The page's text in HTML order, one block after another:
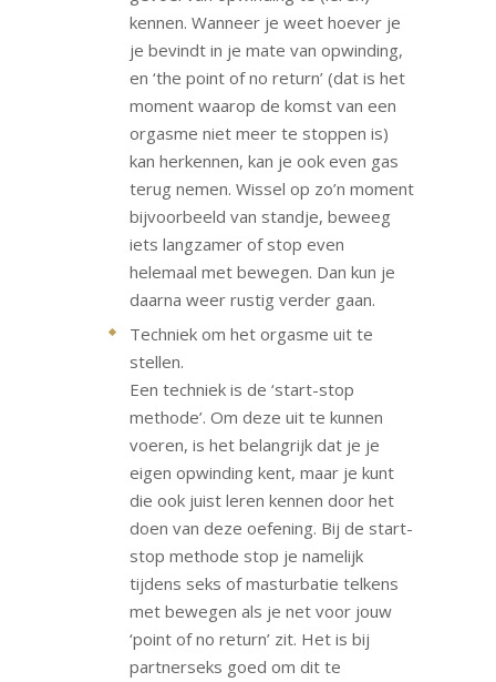
kennen. Wanneer je weet hoever je
je bevindt in je mate van opwinding,
en ‘the point of no return’ (dat is het
moment waarop de komst van een
orgasme niet meer te stoppen is)
kan herkennen, kan je ook even gas
terug nemen. Wissel op zo’n moment
bijvoorbeeld van standje, beweeg
iets langzamer of stop even
helemaal met bewegen. Dan kun je
daarna weer rustig verder gaan.
Techniek om het orgasme uit te
stellen.
Een techniek is de ‘start-stop
methode’. Om deze uit te kunnen
voeren, is het belangrijk dat je je
eigen opwinding kent, maar je kunt
die ook juist leren kennen door het
doen van deze oefening. Bij de start-
stop methode stop je namelijk
tijdens seks of masturbatie telkens
met bewegen als je net voor jouw
‘point of no return’ zit. Het is bij
partnerseks goed om dit te